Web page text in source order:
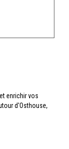
enrichir vos
d'Osthouse,